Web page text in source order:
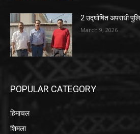
2 उद्घोषित अपराधी
March 9, 2026
POPULAR CATEGORY
हिमाचल
शिमला